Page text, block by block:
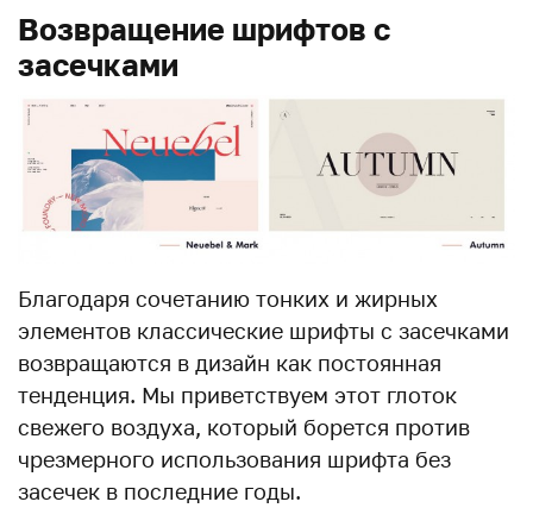
Возвращение шрифтов с
засечками
Благодаря сочетанию тонких и жирных
элементов классические шрифты с засечками
возвращаются в дизайн как постоянная
тенденция. Мы приветствуем этот глоток
свежего воздуха, который борется против
чрезмерного использования шрифта без
засечек в последние годы.